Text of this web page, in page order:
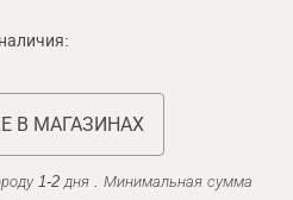
В МАГАЗИНАХ
1-2 дня . Минимальная сумма